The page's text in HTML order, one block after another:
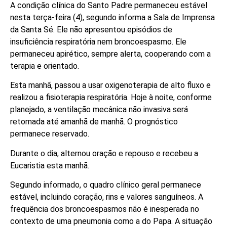
A condição clínica do Santo Padre permaneceu estável
nesta terça-feira (4), segundo informa a Sala de Imprensa
da Santa Sé. Ele não apresentou episódios de
insuficiência respiratória nem broncoespasmo. Ele
permaneceu apirético, sempre alerta, cooperando com a
terapia e orientado.
Esta manhã, passou a usar oxigenoterapia de alto fluxo e
realizou a fisioterapia respiratória. Hoje à noite, conforme
planejado, a ventilação mecânica não invasiva será
retomada até amanhã de manhã. O prognóstico
permanece reservado.
Durante o dia, alternou oração e repouso e recebeu a
Eucaristia esta manhã.
Segundo informado, o quadro clínico geral permanece
estável, incluindo coração, rins e valores sanguíneos. A
frequência dos broncoespasmos não é inesperada no
contexto de uma pneumonia como a do Papa. A situação